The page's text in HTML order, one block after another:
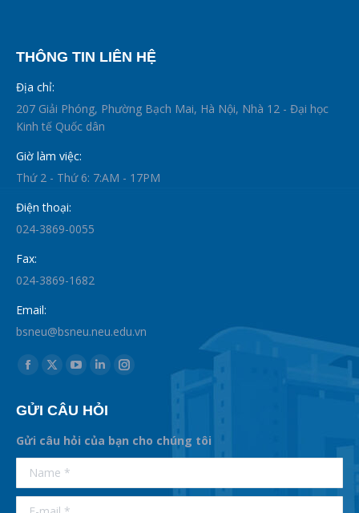
THÔNG TIN LIÊN HỆ
Địa chỉ:
207 Giải Phóng, Phường Bạch Mai, Hà Nội, Nhà 12 - Đại học
Kinh tế Quốc dân
Giờ làm việc:
Thứ 2 - Thứ 6: 7:AM - 17PM
Điện thoại:
024-3869-0055
Fax:
024-3869-1682
Email:
bsneu@bsneu.neu.edu.vn
Find us on:
Facebook
opens
in
new
window
X
opens
in
new
window
YouTube
opens
in
new
Linkedin
opens
in
new
Instagram
in
new
GỬI CÂU HỎI
Gửi câu hỏi của bạn cho chúng tôi
supertotobet
betist
Name *
E-mail *